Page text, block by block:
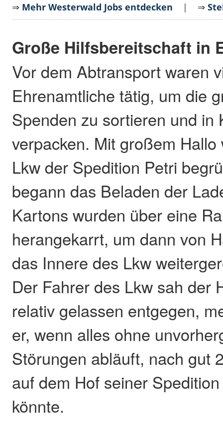
⇒ Mehr Westerwald Jobs entdecken | ⇒
Große Hilfsbereitschaft in
Vor dem Abtransport waren
Ehrenamtliche tätig, um die
Spenden zu sortieren und in
verpacken. Mit großem
Lkw der Spedition Petri
begann das Beladen der
Kartons wurden über eine
herangekarrt, um dann von
das Innere des Lkw
Der Fahrer des Lkw sah der
relativ gelassen entgegen,
er, wenn alles ohne
Störungen abläuft, nach gut
auf dem Hof seiner
könnte.